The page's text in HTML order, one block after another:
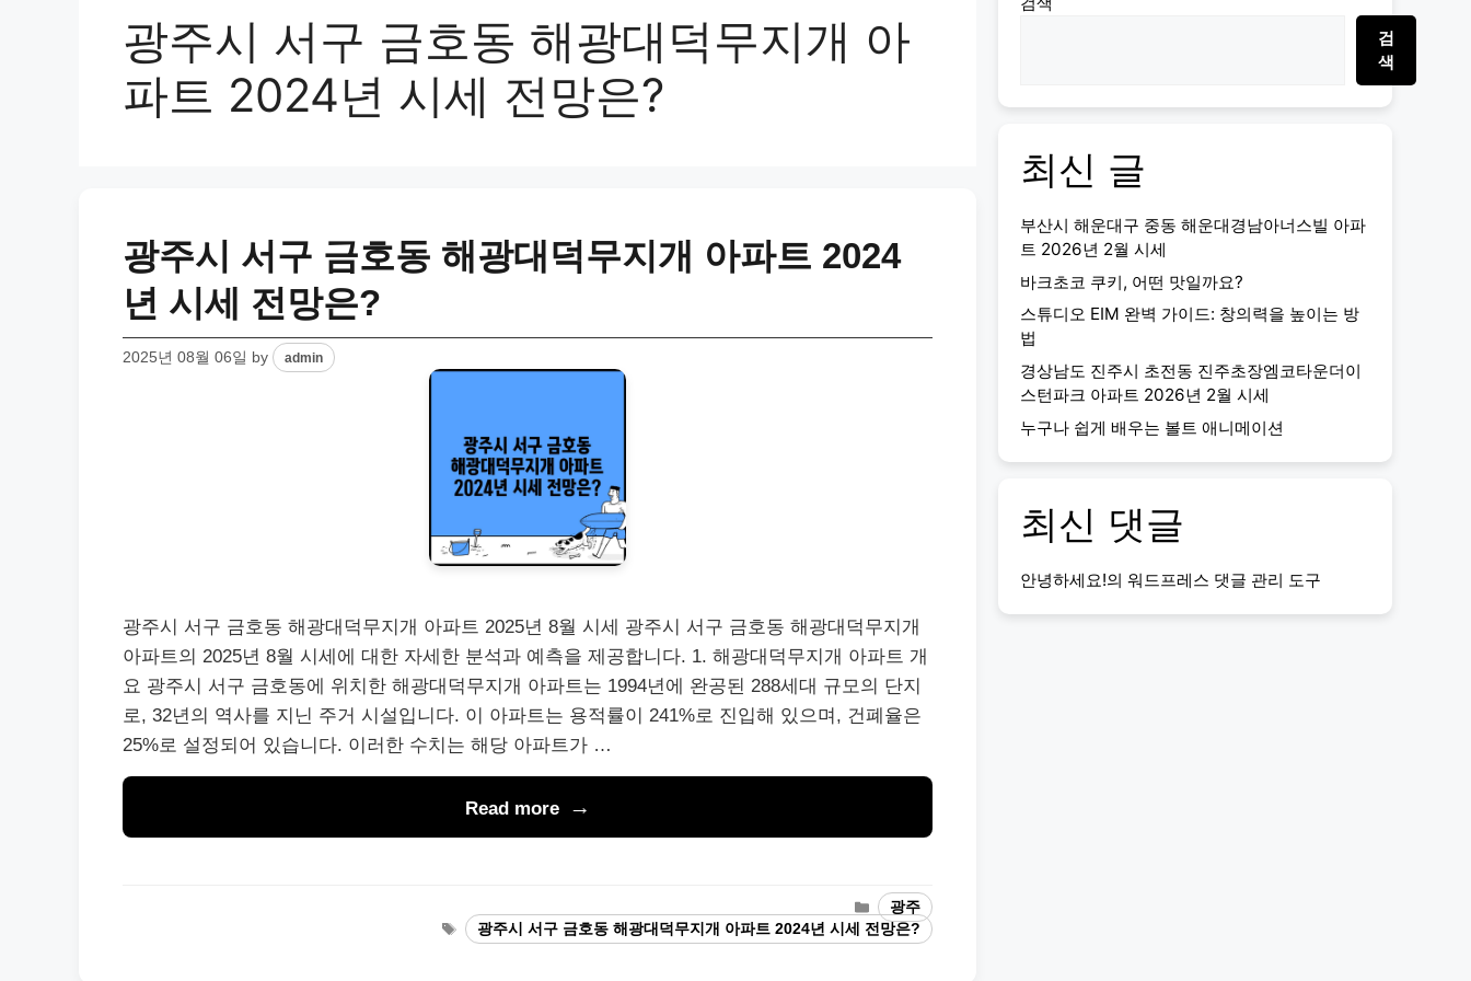
광주시 서구 금호동 해광대덕무지개 아
파트 2024년 시세 전망은?
광주시 서구 금호동 해광대덕무지개 아파트 2024
년 시세 전망은?
2025년 08월 06일 by admin
광주시 서구 금호동 해광대덕무지개 아파트 2025년 8월 시세 광주시 서구 금호동 해광대덕무지개
아파트의 2025년 8월 시세에 대한 자세한 분석과 예측을 제공합니다. 1. 해광대덕무지개 아파트 개
요 광주시 서구 금호동에 위치한 해광대덕무지개 아파트는 1994년에 완공된 288세대 규모의 단지
로, 32년의 역사를 지닌 주거 시설입니다. 이 아파트는 용적률이 241%로 진입해 있으며, 건폐율은
25%로 설정되어 있습니다. 이러한 수치는 해당 아파트가 …
Read more
Categories
광주
Tags광주시 서구 금호동 해광대덕무지개 아파트 2024년 시세 전망은?
검
색
최신 글
부산시 해운대구 중동 해운대경남아너스빌 아파
트 2026년 2월 시세
바크초코 쿠키, 어떤 맛일까요?
스튜디오 EIM 완벽 가이드: 창의력을 높이는 방
법
경상남도 진주시 초전동 진주초장엠코타운더이
스턴파크 아파트 2026년 2월 시세
누구나 쉽게 배우는 볼트 애니메이션
최신 댓글
안녕하세요!의 워드프레스 댓글 관리 도구